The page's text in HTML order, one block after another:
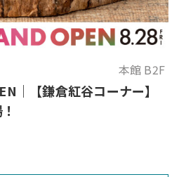
本館 B2F
｜【鎌倉紅谷コーナー】